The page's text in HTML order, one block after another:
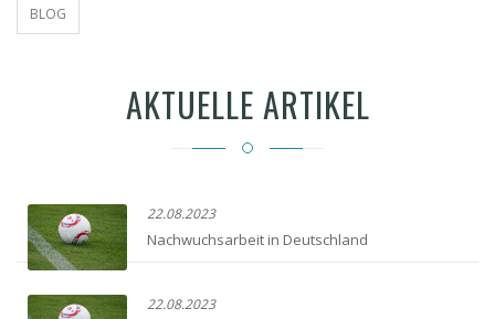
BLOG
AKTUELLE ARTIKEL
22.08.2023
Nachwuchsarbeit in Deutschland
22.08.2023